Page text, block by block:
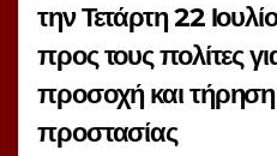
την Τετάρτη 22
προς τους πολίτες
προσοχή και
προστασίας